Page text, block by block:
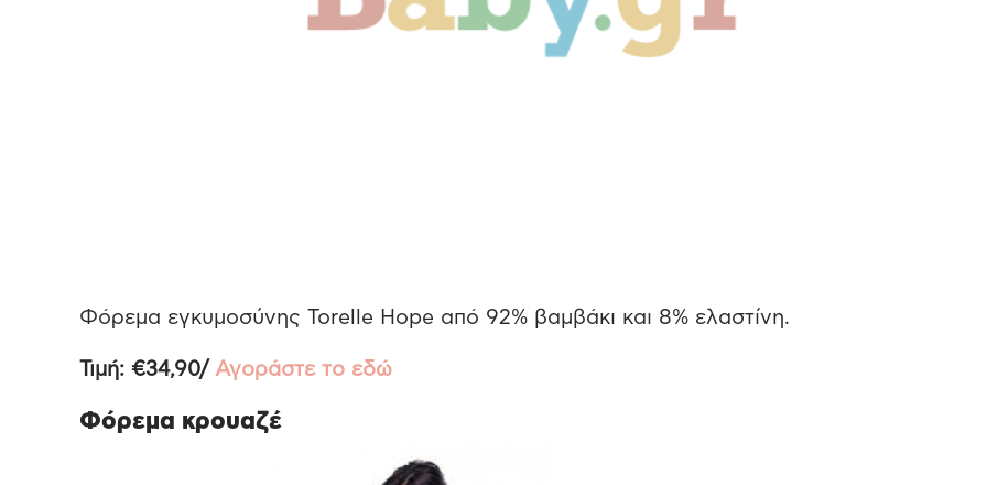
Φόρεμα εγκυμοσύνης Torelle Hope από 92% βαμβάκι και 8% ελαστίνη.
Τιμή: €34,90/ Αγοράστε το εδώ
Φόρεμα κρουαζέ